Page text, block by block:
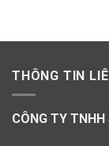
THÔNG TIN
CÔNG TY TNHH